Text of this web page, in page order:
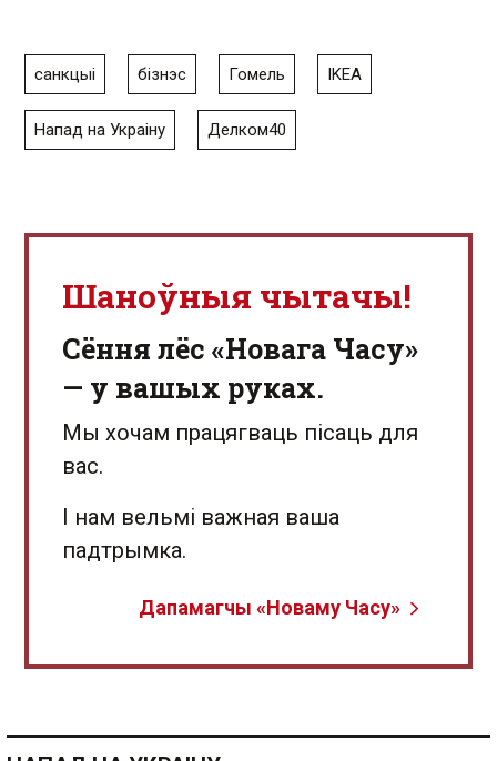
санкцыі бізнэс Гомель IKEA
Напад на Украіну Делком40
Шаноўныя чытачы!
Сёння лёс «Новага Часу»
— у вашых руках.
Мы хочам працягваць пісаць для
вас.
І нам вельмі важная ваша
падтрымка.
Дапамагчы «Новаму Часу»